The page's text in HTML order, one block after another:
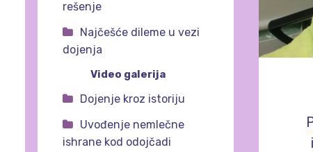
rešenje
Najčešće dileme u vezi
dojenja
Video galerija
Dojenje kroz istoriju
Uvođenje nemlečne
ishrane kod odojčadi